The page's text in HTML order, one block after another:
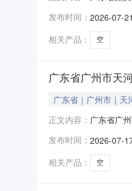
有限公司
（柬埔寨
发布时间： 2026-07-
相关产品：
空
广东省广州市天
广东省｜广州市｜天
正文内容： 广东省广
2026年7
发布时间： 2026-07-
相关产品：
空